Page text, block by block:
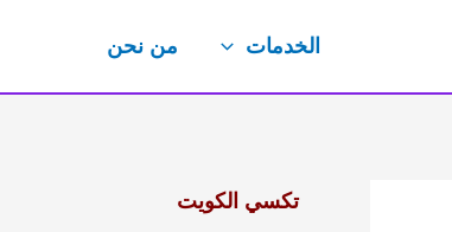
الخدمات من نحن
تكسي الكويت